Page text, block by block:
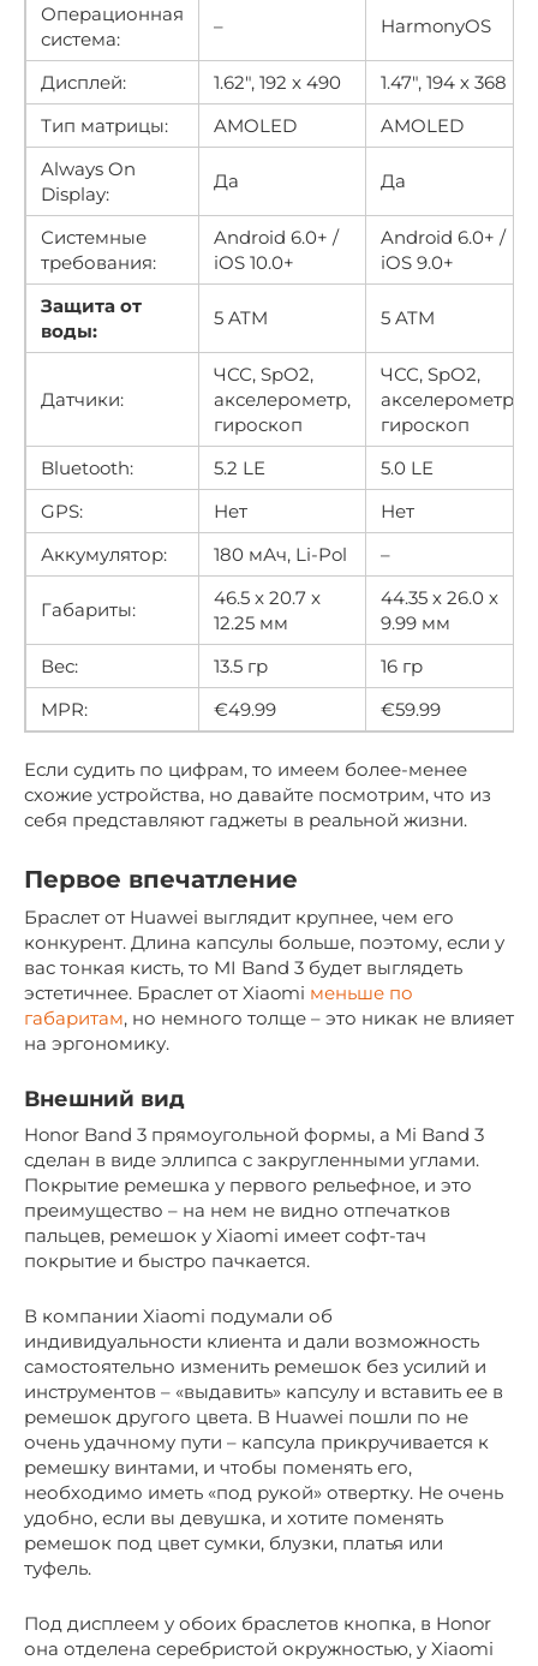
Операционная
система:
– HarmonyOS
Дисплей: 1.62″, 192 x 490
1.47″, 194 х 368
Тип матрицы:
AMOLED
AMOLED
Always On
Display:
Да Да
Системные
требования:
Android 6.0+ /
iOS 10.0+
Android 6.0+ /
iOS 9.0+
Защита от
воды:
5 ATM 5 ATM
Датчики:
ЧСС, SpO2,
акселерометр,
гироскоп
ЧСС, SpO2,
акселерометр,
гироскоп
Bluetooth:
5.2 LE
5.0 LE
GPS:
Нет
Нет
Аккумулятор:
180 мАч, Li-Pol –
Габариты:
46.5 x 20.7 x
12.25 мм
44.35 х 26.0 х
9.99 мм
Вес:
13.5 гр
16 гр
MPR:
€49.99 €59.99
Если судить по цифрам, то имеем более-менее
схожие устройства, но давайте посмотрим, что из
себя представляют гаджеты в реальной жизни.
Первое впечатление
Браслет от Huawei выглядит крупнее, чем его
конкурент. Длина капсулы больше, поэтому, если у
вас тонкая кисть, то MI Band 3 будет выглядеть
эстетичнее. Браслет от Xiaomi меньше по
габаритам, но немного толще – это никак не влияет
на эргономику.
Внешний вид
Honor Band 3 прямоугольной формы, а Mi Band 3
сделан в виде эллипса с закругленными углами.
Покрытие ремешка у первого рельефное, и это
преимущество – на нем не видно отпечатков
пальцев, ремешок у Xiaomi имеет софт-тач
покрытие и быстро пачкается.
В компании Xiaomi подумали об
индивидуальности клиента и дали возможность
самостоятельно изменить ремешок без усилий и
инструментов – «выдавить» капсулу и вставить ее в
ремешок другого цвета. В Huawei пошли по не
очень удачному пути – капсула прикручивается к
ремешку винтами, и чтобы поменять его,
необходимо иметь «под рукой» отвертку. Не очень
удобно, если вы девушка, и хотите поменять
ремешок под цвет сумки, блузки, платья или
туфель.
Под дисплеем у обоих браслетов кнопка, в Honor
она отделена серебристой окружностью, у Xiaomi